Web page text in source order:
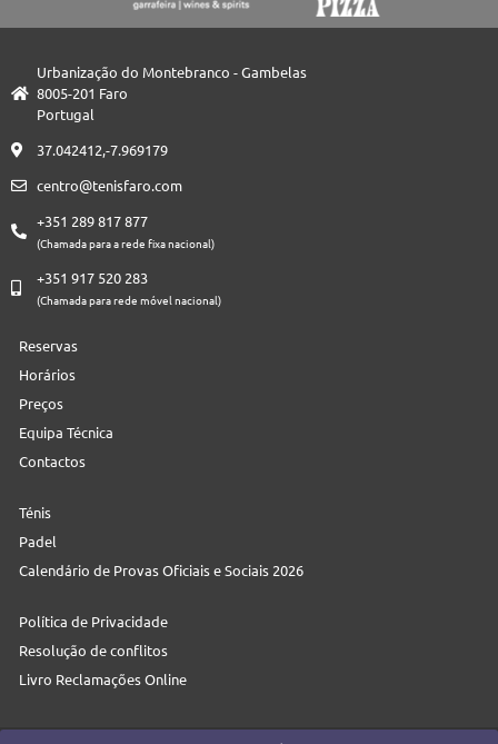
Urbanização do Montebranco - Gambelas
8005-201 Faro
Portugal
37.042412,-7.969179
centro@tenisfaro.com
+351 289 817 877
(Chamada para a rede fixa nacional)
+351 917 520 283
(Chamada para rede móvel nacional)
Reservas
Horários
Preços
Equipa Técnica
Contactos
Ténis
Padel
Calendário de Provas Oficiais e Sociais 2026
Política de Privacidade
Resolução de conflitos
Livro Reclamações Online